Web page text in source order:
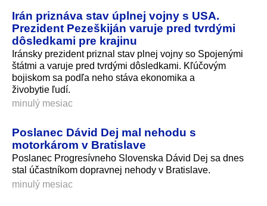
Irán priznáva stav úplnej vojny s USA.
Prezident Pezeškiján varuje pred tvrdými
dôsledkami pre krajinu
Iránsky prezident priznal stav plnej vojny so Spojenými
štátmi a varuje pred tvrdými dôsledkami. Kľúčovým
bojiskom sa podľa neho stáva ekonomika a
živobytie ľudí.
minulý mesiac
Poslanec Dávid Dej mal nehodu s
motorkárom v Bratislave
Poslanec Progresívneho Slovenska Dávid Dej sa dnes
stal účastníkom dopravnej nehody v Bratislave.
minulý mesiac